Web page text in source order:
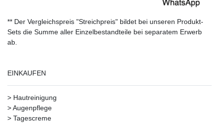
** Der Vergleichspreis "Streichpreis" bildet bei unseren Produkt-
Sets die Summe aller Einzelbestandteile bei separatem Erwerb
ab.
EINKAUFEN
> Hautreinigung
>Augenpflege
> Tagescreme